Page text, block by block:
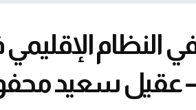
في النظام
سعيد محفوض/العدد2-